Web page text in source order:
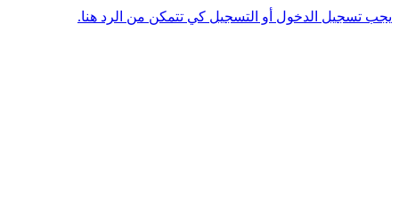
يجب تسجيل الدخول أو التسجيل كي تتمكن من الرد هنا.